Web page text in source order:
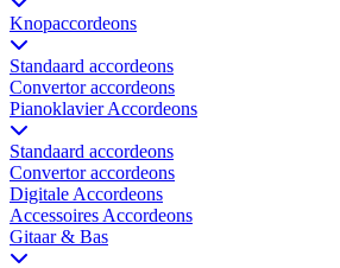
Knopaccordeons
Standaard accordeons
Convertor accordeons
Pianoklavier Accordeons
Standaard accordeons
Convertor accordeons
Digitale Accordeons
Accessoires Accordeons
Gitaar & Bas